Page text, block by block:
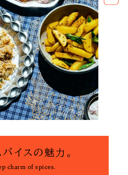
イスの魅力。
charm of spices.
ファッション
生活日用品
食器、キッチン